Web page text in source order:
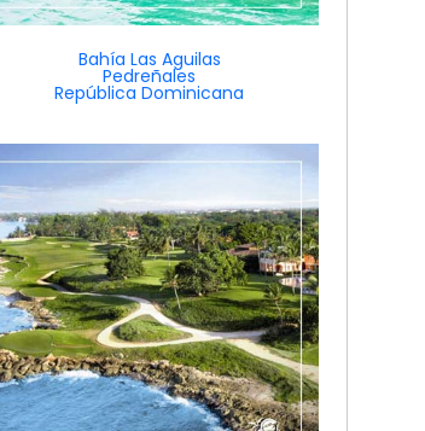
Bahía Las Aguilas
Pedreñales
República Dominicana